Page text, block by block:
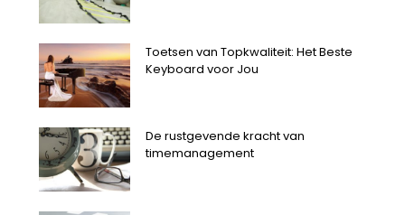
Toetsen van Topkwaliteit: Het Beste
Keyboard voor Jou
De rustgevende kracht van
timemanagement